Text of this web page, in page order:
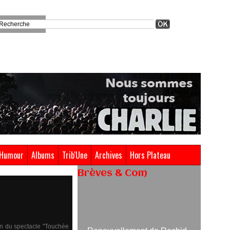
Humour Albums Trib'Une Archives Hors Plateau
du spectacle "Touchée
Brèves & Com
05/08/2026